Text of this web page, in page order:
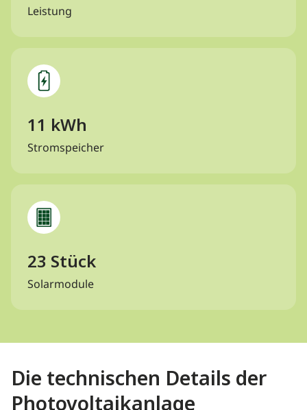
Leistung
11 kWh
Stromspeicher
23 Stück
Solarmodule
Die technischen Details der
Photovoltaikanlage